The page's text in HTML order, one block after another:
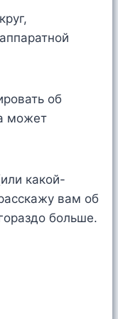
об
может
какой-
вам об
больше.